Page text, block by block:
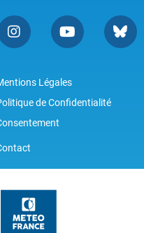
Légales
de Confidentialité